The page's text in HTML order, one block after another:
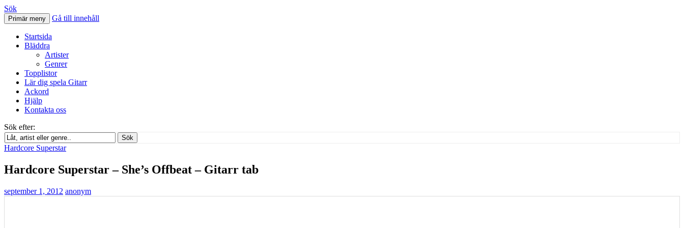
Svenskatabs.se
Sök
Primär meny Gå till innehåll
Startsida
Bläddra
Artister
Genrer
Topplistor
Lär dig spela Gitarr
Ackord
Hjälp
Kontakta oss
Sök efter:
Sök
Hardcore Superstar
Hardcore Superstar – She’s Offbeat – Gitarr tab
september 1, 2012 anonym